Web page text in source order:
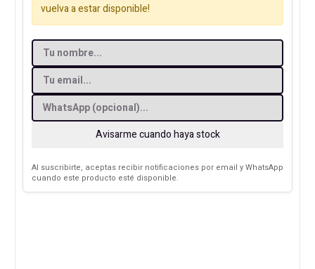
vuelva a estar disponible!
Avisarme cuando haya stock
Al suscribirte, aceptas recibir notificaciones por email y WhatsApp
cuando este producto esté disponible.